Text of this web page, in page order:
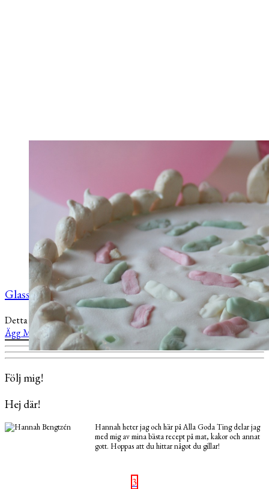
3
Glasstårta med Ahlgrens bilar och maräng!
Detta inlägg publicerades Efterrätt Fika Godisoch är taggat
ÄggMaräng TårtaGlass Ahlgrens bilar Kalas.14 oktober, 2014
Följ mig!
Hej där!
Hannah heter jag och här på Alla Goda Ting delar jag
med mig av mina bästa recept på mat, kakor och annat
gott. Hoppas att du hittar något du gillar!